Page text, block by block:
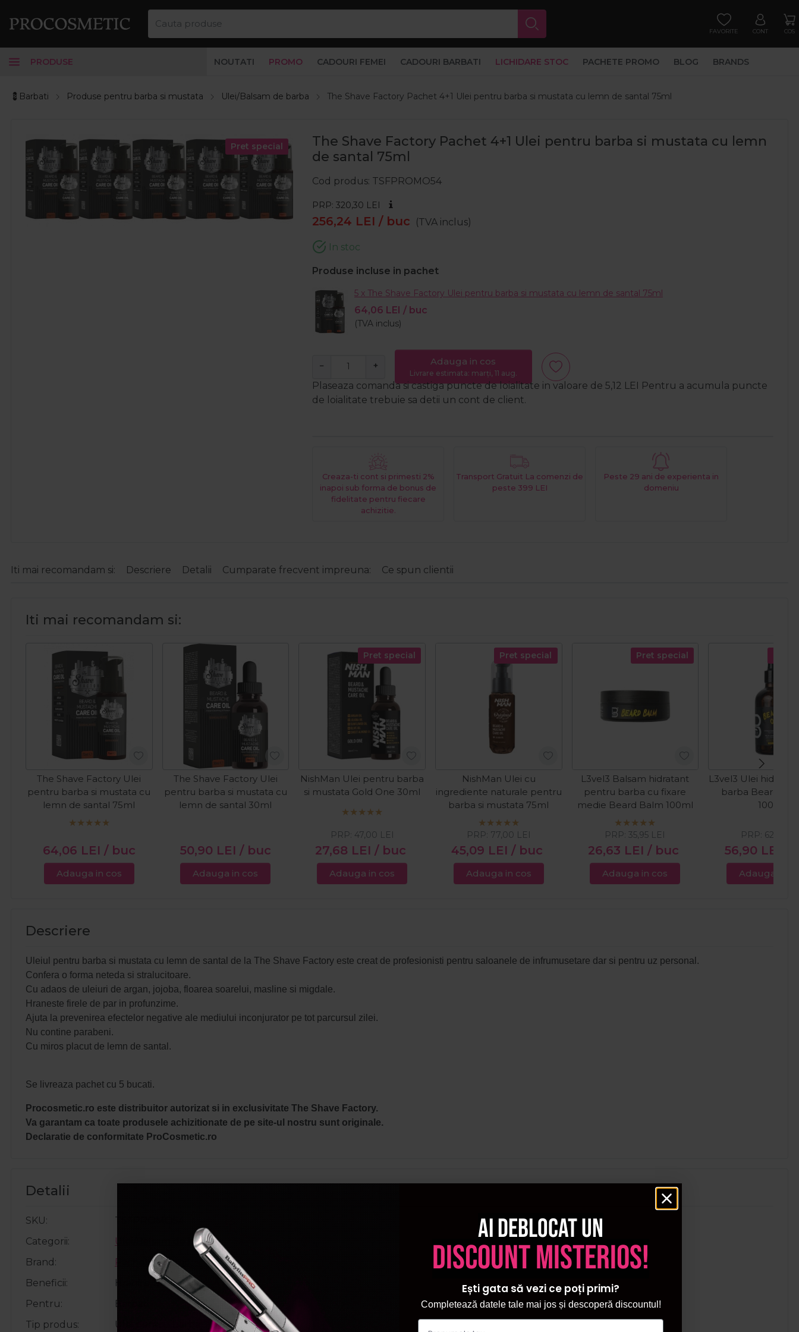
FAVORITE CONT COS
PRODUSE NOUTATI PROMO CADOURI FEMEI CADOURI BARBATI LICHIDARE STOC PACHETE PROMO BLOG BRANDS
💈Barbati Produse pentru barba si mustata Ulei/Balsam de barba The Shave Factory Pachet 4+1 Ulei pentru barba si mustata cu lemn de santal 75ml
Pret special
The Shave Factory Pachet 4+1 Ulei pentru barba si mustata cu lemn
de santal 75ml
Cod produs TSFPROMO54
PRP: 320,30 LEI
256,24 LEI / buc (TVA inclus)
In stoc
Produse incluse in pachet
5 x The Shave Factory Ulei pentru barba si mustata cu lemn de santal 75ml
64,06 LEI / buc
(TVA inclus)
− + Adauga in cos
Livrare estimata: marți, 11 aug.
Plaseaza comanda si castiga puncte de loialitate in valoare de 5,12 LEI Pentru a acumula puncte
de loialitate trebuie sa detii un cont de client.
Creaza-ti cont si primesti 2%
inapoi sub forma de bonus de
fidelitate pentru fiecare
achizitie.
Transport Gratuit La comenzi de
peste 399 LEI
Peste 29 ani de experienta in
domeniu
Iti mai recomandam si: Descriere Detalii Cumparate frecvent impreuna: Ce spun clientii
Iti mai recomandam si:
The Shave Factory Ulei
pentru barba si mustata cu
lemn de santal 75ml
64,06 LEI / buc
Adauga in cos
The Shave Factory Ulei
pentru barba si mustata cu
lemn de santal 30ml
50,90 LEI / buc
Adauga in cos
Pret special
NishMan Ulei pentru barba
si mustata Gold One 30ml
27,68 LEI / buc
PRP: 47,00 LEI
Adauga in cos
Pret special
NishMan Ulei cu
ingrediente naturale pentru
barba si mustata 75ml
45,09 LEI / buc
PRP: 77,00 LEI
Adauga in cos
Pret special
L3vel3 Balsam hidratant
pentru barba cu fixare
medie Beard Balm 100ml
26,63 LEI / buc
PRP:35,95 LEI
Adauga in cos
L3vel3 Ulei
barba Beard Oil
100ml
56,90 LEI
PRP: 62,39
Adauga in
Descriere
Uleiul pentru barba si mustata cu lemn de santal de la The Shave Factory este creat de profesionisti pentru saloanele de infrumusetare dar si pentru uz personal.
Confera o forma neteda si stralucitoare.
Cu adaos de uleiuri de argan, jojoba, floarea soarelui, masline si migdale.
Hraneste firele de par in profunzime.
Ajuta la prevenirea efectelor negative ale mediului inconjurator pe tot parcursul zilei.
Nu contine parabeni.
Cu miros placut de lemn de santal.
Se livreaza pachet cu 5 bucati.
Procosmetic.ro este distribuitor autorizat si in exclusivitate The Shave Factory.
Va garantam ca toate produsele achizitionate de pe site-ul nostru sunt originale.
Declaratie de conformitate ProCosmetic.ro
Detalii
SKU
TSFPROMO54
Categorii
Ulei/Balsam de barba
Brand
Pachete Promo
Beneficii
Hranire, Stralucire
Pentru
Barbati
Tip produs
Ulei pentru barba
Ai deblocat un
discount misterios!
Ești gata să vezi ce poți primi?
Completează datele tale mai jos și descoperă discountul!